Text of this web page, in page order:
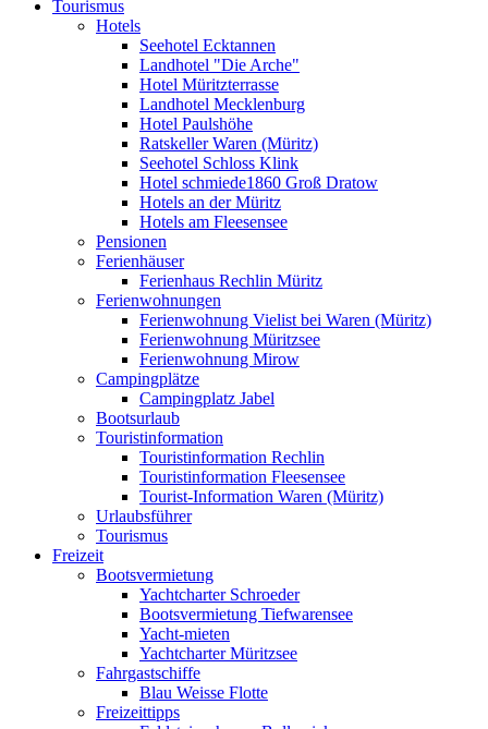
Tourismus
Hotels
Seehotel Ecktannen
Landhotel "Die Arche"
Hotel Müritzterrasse
Landhotel Mecklenburg
Hotel Paulshöhe
Ratskeller Waren (Müritz)
Seehotel Schloss Klink
Hotel schmiede1860 Groß Dratow
Hotels an der Müritz
Hotels am Fleesensee
Pensionen
Ferienhäuser
Ferienhaus Rechlin Müritz
Ferienwohnungen
Ferienwohnung Vielist bei Waren (Müritz)
Ferienwohnung Müritzsee
Ferienwohnung Mirow
Campingplätze
Campingplatz Jabel
Bootsurlaub
Touristinformation
Touristinformation Rechlin
Touristinformation Fleesensee
Tourist-Information Waren (Müritz)
Urlaubsführer
Tourismus
Freizeit
Bootsvermietung
Yachtcharter Schroeder
Bootsvermietung Tiefwarensee
Yacht-mieten
Yachtcharter Müritzsee
Fahrgastschiffe
Blau Weisse Flotte
Freizeittipps